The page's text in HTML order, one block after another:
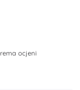
minijature te
kombinirati s
vitezeva
ocjeni